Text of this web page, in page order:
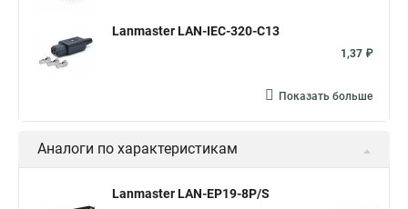
Lanmaster LAN-IEC-320-C13
1,37 ₽
Показать больше
Аналоги по характеристикам
Lanmaster LAN-EP19-8P/S